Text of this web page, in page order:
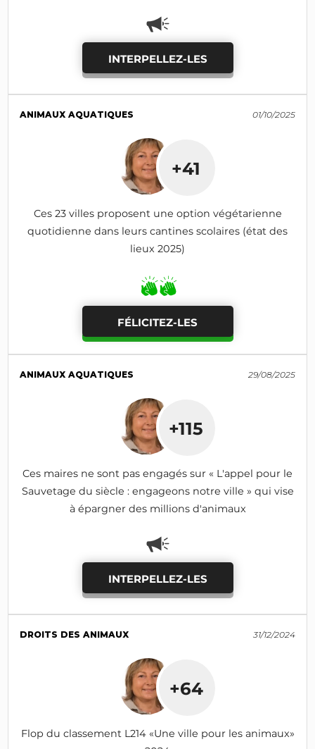
INTERPELLEZ-LES
ANIMAUX AQUATIQUES 01/10/2025
+41
Ces 23 villes proposent une option végétarienne
quotidienne dans leurs cantines scolaires (état des
lieux 2025)
FÉLICITEZ-LES
ANIMAUX AQUATIQUES 29/08/2025
+115
Ces maires ne sont pas engagés sur « L'appel pour le
Sauvetage du siècle : engageons notre ville » qui vise
à épargner des millions d'animaux
INTERPELLEZ-LES
DROITS DES ANIMAUX 31/12/2024
+64
Flop du classement L214 «Une ville pour les animaux»